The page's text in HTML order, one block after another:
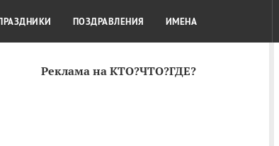
Реклама на КТО?ЧТО?ГДЕ?
КРАСОТА
ПОЗДРАВЛЕНИЯ ИМЕНА